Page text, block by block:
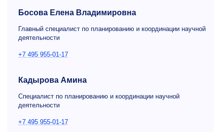
Босова Елена Владимировна
Главный специалист по планированию и координации научной
деятельности
+7 495 955-01-17
Кадырова Амина
Специалист по планированию и координации научной
деятельности
+7 495 955-01-17